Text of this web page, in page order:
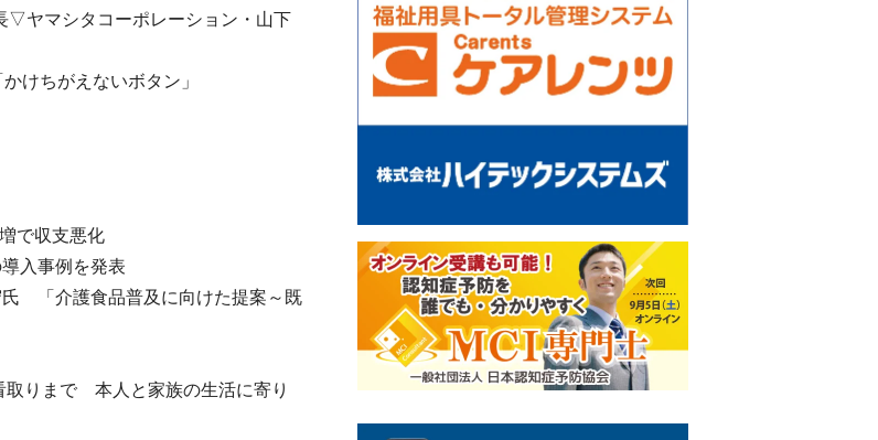
▽ヤマシタコーポレーション・山下
けちがえないボタン」
で収支悪化
入事例を発表
「介護食品普及に向けた提案～既
りまで 本人と家族の生活に寄り